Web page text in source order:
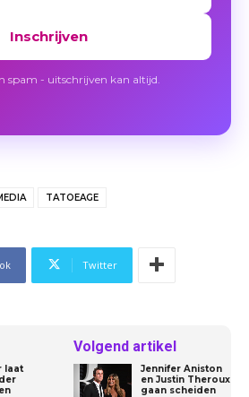
Inschrijven
spam - uitschrijven kan altijd.
TATOEAGE
Twitter
laat
Volgend artikel
Jennifer Aniston
en Justin Theroux
gaan scheiden